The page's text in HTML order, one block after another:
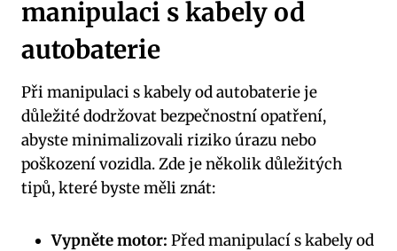
manipulaci s kabely od
autobaterie
Při manipulaci s kabely od autobaterie je
důležité dodržovat bezpečnostní opatření,
abyste minimalizovali riziko úrazu nebo
poškození vozidla. Zde je několik důležitých
tipů, které byste měli znát:
Vypněte motor: Před manipulací s kabely od